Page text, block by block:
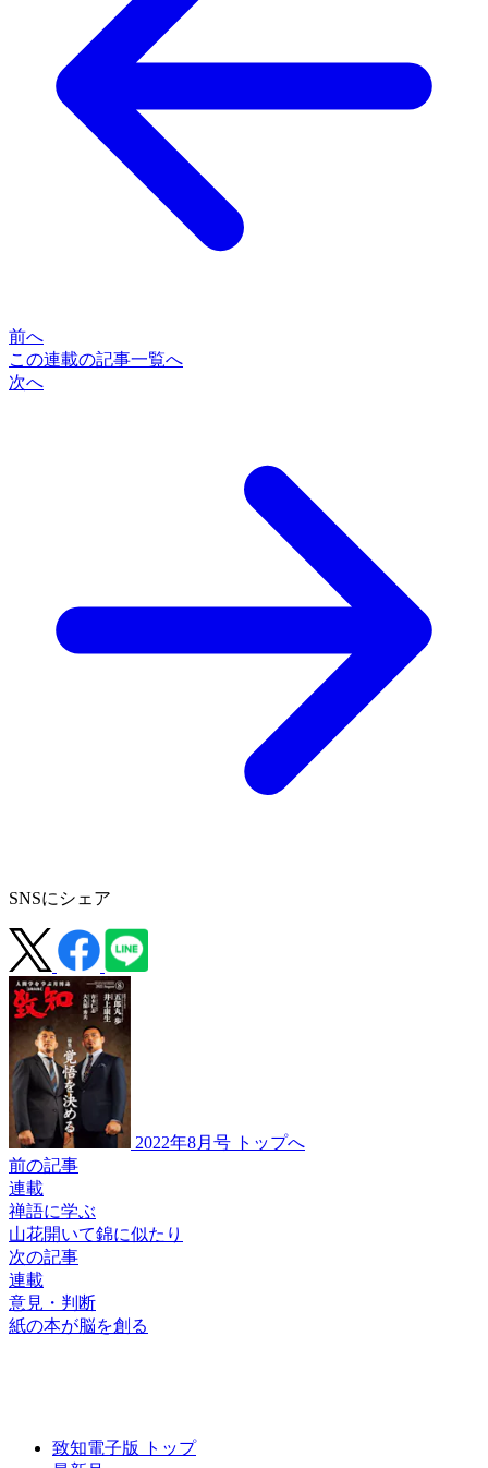
前へ
この連載の記事一覧へ
次へ
SNSにシェア
2022年8月号 トップへ
前の記事
連載
禅語に学ぶ
山花開いて錦に似たり
次の記事
連載
意見・判断
紙の本が脳を創る
致知電子版 トップ